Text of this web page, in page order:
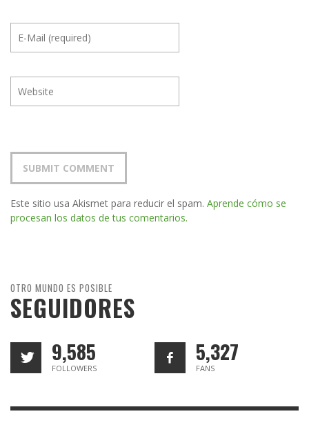
Este sitio usa Akismet para reducir el spam. Aprende cómo se
procesan los datos de tus comentarios.
OTRO MUNDO ES POSIBLE
SEGUIDORES
9,585
FOLLOWERS
5,327
FANS